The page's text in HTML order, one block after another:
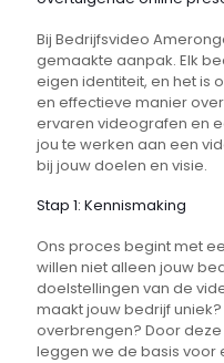
Bij Bedrijfsvideo
gemaakte aanpak. Elk
eigen identiteit, en het is
en effectieve manier
ervaren videografen en
jou te werken aan een
bij jouw doelen en visie.
Stap 1: Kennismaking
Ons proces begint met
willen niet alleen jouw
doelstellingen van de
maakt jouw bedrijf
overbrengen? Door
leggen we de basis